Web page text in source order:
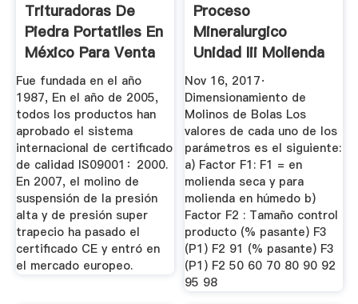
Trituradoras De
Piedra Portatiles En
México Para Venta
...
Fue fundada en el año
1987, En el año de 2005,
todos los productos han
aprobado el sistema
internacional de certificado
de calidad IS09001：2000.
En 2007, el molino de
suspensión de la presión
alta y de presión super
trapecio ha pasado el
certificado CE y entró en
el mercado europeo.
Proceso
Mineralurgico
Unidad Iii Molienda
Clasificacion
Nov 16, 2017·
Dimensionamiento de
Molinos de Bolas Los
valores de cada uno de los
parámetros es el siguiente:
a) Factor F1: F1 = en
molienda seca y para
molienda en húmedo b)
Factor F2 : Tamaño control
producto (% pasante) F3
(P1) F2 91 (% pasante) F3
(P1) F2 50 60 70 80 90 92
95 98